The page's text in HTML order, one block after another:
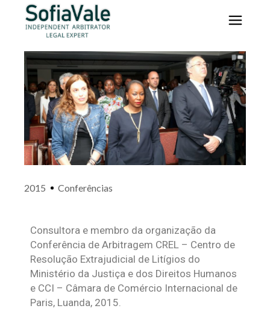
2015 Conferências
Consultora e membro da organização da
Conferência de Arbitragem CREL – Centro de
Resolução Extrajudicial de Litígios do
Ministério da Justiça e dos Direitos Humanos
e CCI – Câmara de Comércio Internacional de
Paris, Luanda, 2015.